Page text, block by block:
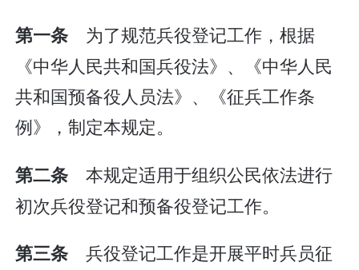
第一条 为了规范兵役登记工作，根据
《中华人民共和国兵役法》、《中华人民
共和国预备役人员法》、《征兵工作条
例》，制定本规定。
第二条本规定适用于组织公民依法进行
初次兵役登记和预备役登记工作。
第三条兵役登记工作是开展平时兵员征